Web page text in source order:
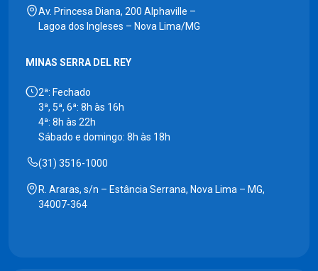
Av. Princesa Diana, 200 Alphaville –
Lagoa dos Ingleses – Nova Lima/MG
MINAS SERRA DEL REY
2ª: Fechado
3ª, 5ª, 6ª: 8h às 16h
4ª: 8h às 22h
Sábado e domingo: 8h às 18h
(31) 3516-1000
R. Araras, s/n – Estância Serrana, Nova Lima – MG,
34007-364